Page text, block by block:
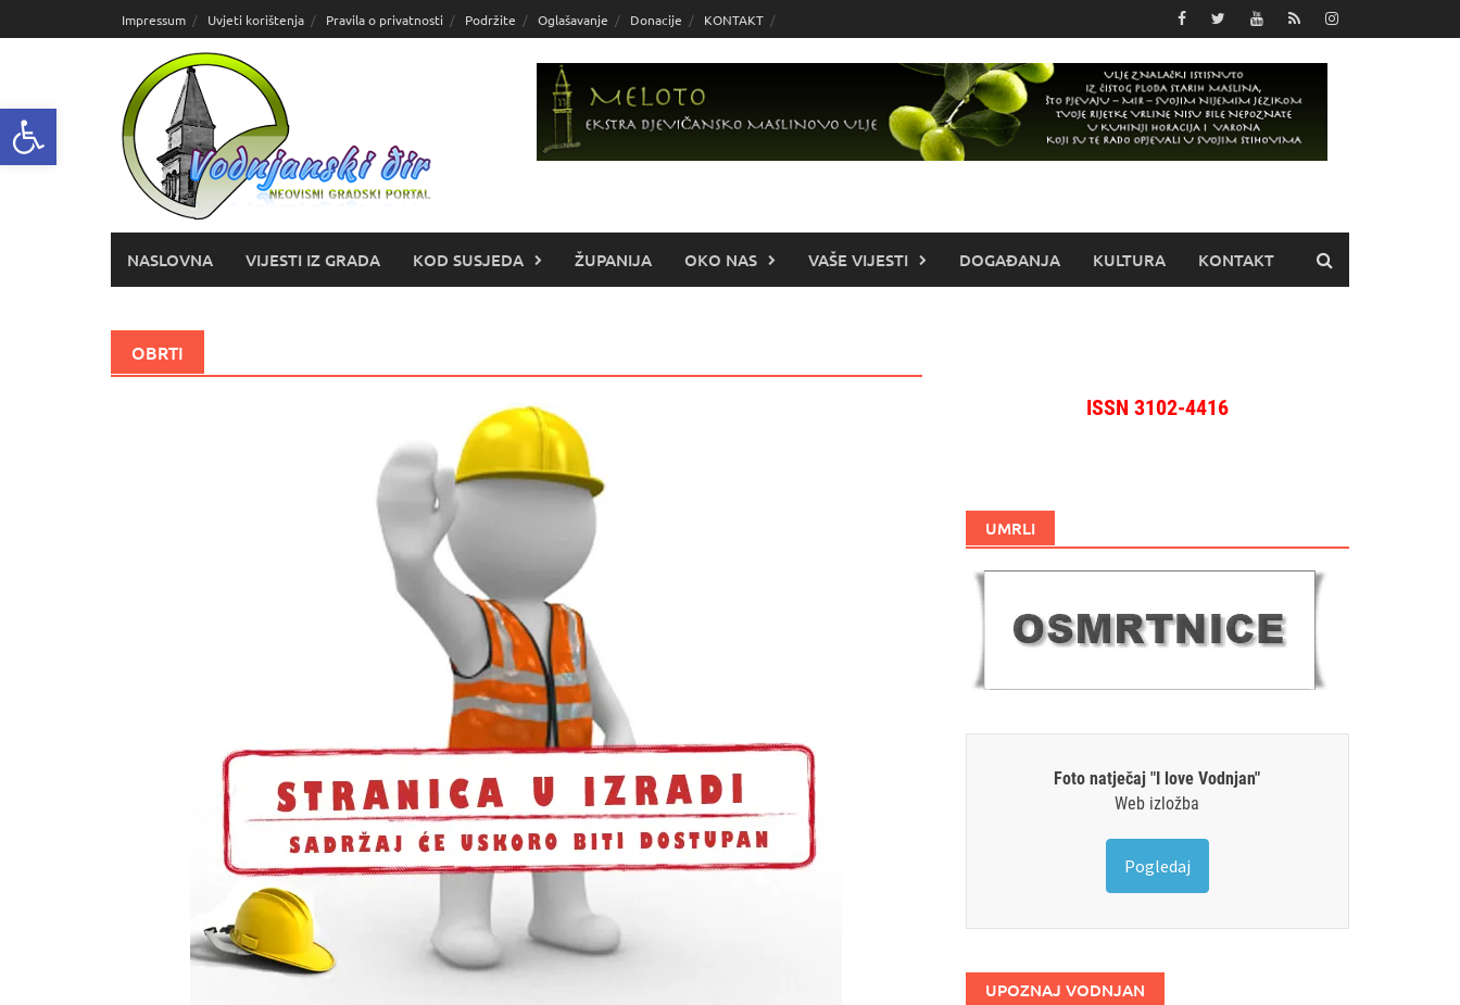
Open toolbar
do
Impressum Uvjeti korištenja Pravila o privatnosti Podržite Oglašavanje Donacije KONTAKT
NASLOVNA VIJESTI IZ GRADA KOD SUSJEDA ŽUPANIJA OKO NAS VAŠE VIJESTI DOGAĐANJA KULTURA KONTAKT
OBRTI
ISSN 3102-4416
UMRLI
Foto natječaj "I love Vodnjan"
Web izložba
Pogledaj
UPOZNAJ VODNJAN